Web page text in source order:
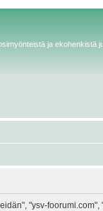
ja ekohenkistä
"ysv-